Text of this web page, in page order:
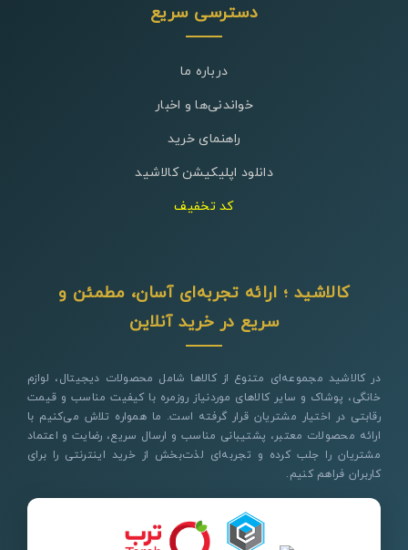
دسترسی سریع
درباره ما
خواندنی‌ها و اخبار
راهنمای خرید
دانلود اپلیکیشن کالاشید
کد تخفیف
کالاشید ؛ ارائه تجربه‌ای آسان، مطمئن و
سریع در خرید آنلاین
در کالاشید مجموعه‌ای متنوع از کالاها شامل محصولات دیجیتال، لوازم
خانگی، پوشاک و سایر کالاهای موردنیاز روزمره با کیفیت مناسب و قیمت
رقابتی در اختیار مشتریان قرار گرفته است. ما همواره تلاش می‌کنیم با
ارائه محصولات معتبر، پشتیبانی مناسب و ارسال سریع، رضایت و اعتماد
مشتریان را جلب کرده و تجربه‌ای لذت‌بخش از خرید اینترنتی را برای
کاربران فراهم کنیم.